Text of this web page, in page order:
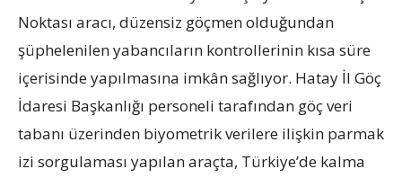
Noktası aracı, düzensiz göçmen olduğundan
şüphelenilen yabancıların kontrollerinin kısa süre
içerisinde yapılmasına imkân sağlıyor. Hatay İl Göç
İdaresi Başkanlığı personeli tarafından göç veri
tabanı üzerinden biyometrik verilere ilişkin parmak
izi sorgulaması yapılan araçta, Türkiye’de kalma